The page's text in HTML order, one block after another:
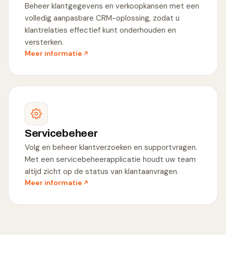
Beheer klantgegevens en verkoopkansen met een
volledig aanpasbare CRM-oplossing, zodat u
klantrelaties effectief kunt onderhouden en
versterken.
Meer informatie
Servicebeheer
Volg en beheer klantverzoeken en supportvragen.
Met een servicebeheerapplicatie houdt uw team
altijd zicht op de status van klantaanvragen.
Meer informatie